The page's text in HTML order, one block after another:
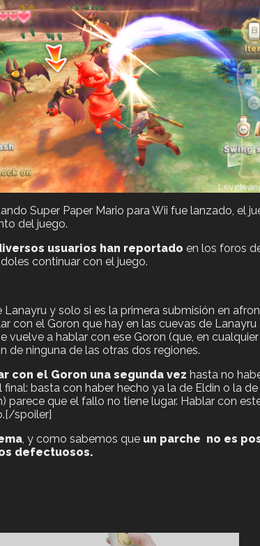
Super Paper Mario para Wii fue lanzado, el
del juego.
usuarios han reportado en los foros
continuar con el juego.
y solo si es la primera submisión en
con el Goron que hay en las cuevas de
vuelve a hablar con ese Goron (que, en
de ninguna de las otras dos regiones.
con el Goron una segunda vez hasta no
basta con haber hecho ya la de Eldin o la
parece que el fallo no tiene lugar. Hablar con
spoiler]
, y como sabemos que un parche no es
defectuosos.